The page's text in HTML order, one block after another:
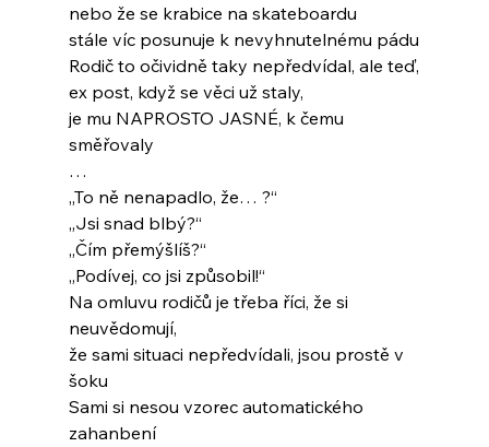
nebo že se krabice na skateboardu
stále víc posunuje k nevyhnutelnému pádu
Rodič to očividně taky nepředvídal, ale teď,
ex post, když se věci už staly,
je mu NAPROSTO JASNÉ, k čemu
směřovaly
…
„To ně nenapadlo, že… ?“
„Jsi snad blbý?“
„Čím přemýšlíš?“
„Podívej, co jsi způsobil!“
Na omluvu rodičů je třeba říci, že si
neuvědomují,
že sami situaci nepředvídali, jsou prostě v
šoku
Sami si nesou vzorec automatického
zahanbení